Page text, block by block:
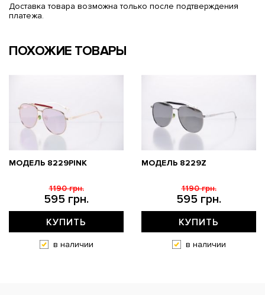
Доставка товара возможна только после подтверждения
платежа.
ПОХОЖИЕ ТОВАРЫ
МОДЕЛЬ 8229PINK
595 грн.
1190 грн.
КУПИТЬ
в наличии
МОДЕЛЬ 8229Z
595 грн.
1190 грн.
КУПИТЬ
в наличии